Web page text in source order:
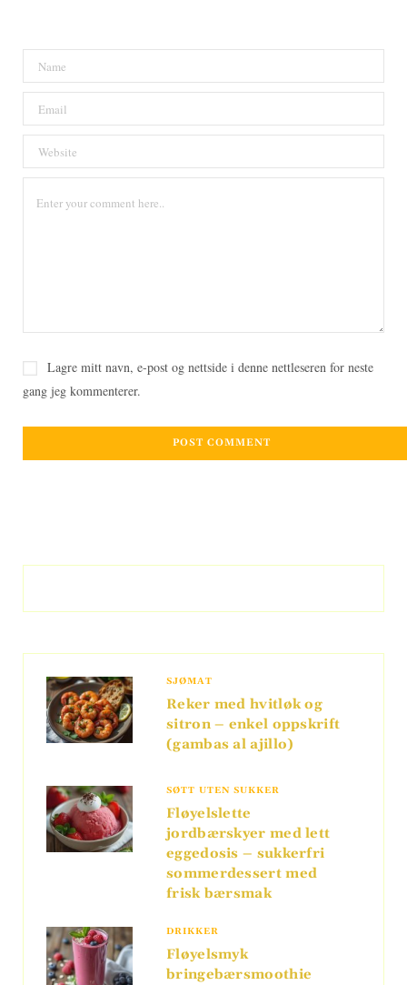
Lagre mitt navn, e-post og nettside i denne nettleseren for neste
gang jeg kommenterer.
SJØMAT
Reker med hvitløk og
sitron – enkel oppskrift
(gambas al ajillo)
SØTT UTEN SUKKER
Fløyelslette
jordbærskyer med lett
eggedosis – sukkerfri
sommerdessert med
frisk bærsmak
DRIKKER
Fløyelsmyk
bringebærsmoothie